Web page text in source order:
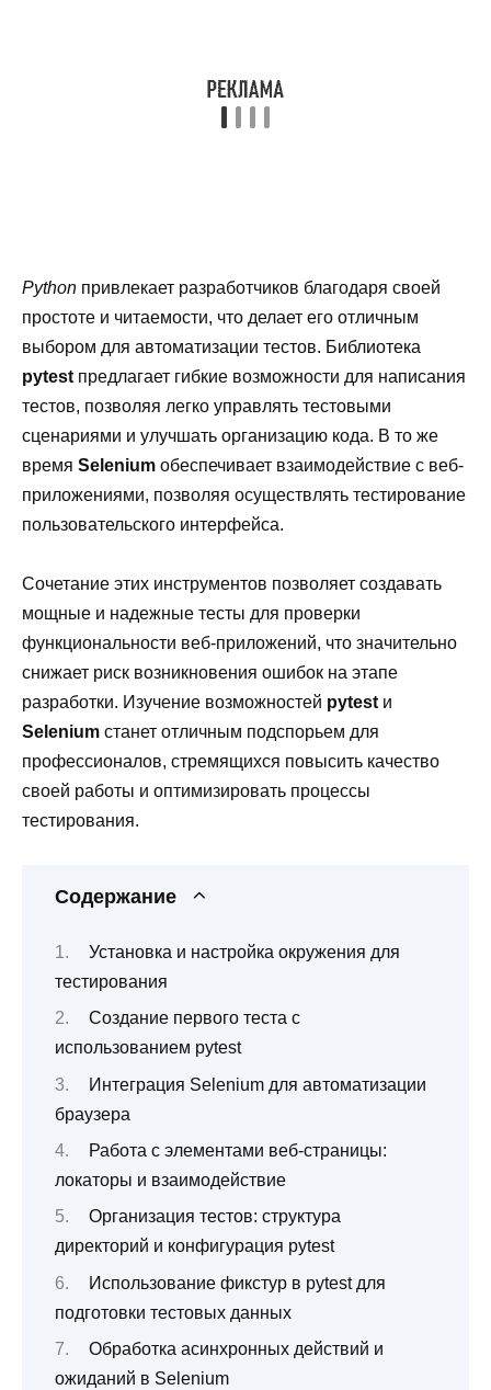
Python привлекает разработчиков благодаря своей
простоте и читаемости, что делает его отличным
выбором для автоматизации тестов. Библиотека
pytest предлагает гибкие возможности для написания
тестов, позволяя легко управлять тестовыми
сценариями и улучшать организацию кода. В то же
время Selenium обеспечивает взаимодействие с веб-
приложениями, позволяя осуществлять тестирование
пользовательского интерфейса.
Сочетание этих инструментов позволяет создавать
мощные и надежные тесты для проверки
функциональности веб-приложений, что значительно
снижает риск возникновения ошибок на этапе
разработки. Изучение возможностей pytest и
Selenium станет отличным подспорьем для
профессионалов, стремящихся повысить качество
своей работы и оптимизировать процессы
тестирования.
Содержание
Установка и настройка окружения для
тестирования
Создание первого теста с
использованием pytest
Интеграция Selenium для автоматизации
браузера
Работа с элементами веб-страницы:
локаторы и взаимодействие
Организация тестов: структура
директорий и конфигурация pytest
Использование фикстур в pytest для
подготовки тестовых данных
Обработка асинхронных действий и
ожиданий в Selenium